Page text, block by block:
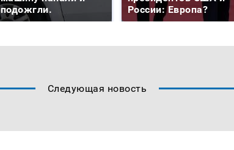
подожгли.
России: Европа?
Следующая новость